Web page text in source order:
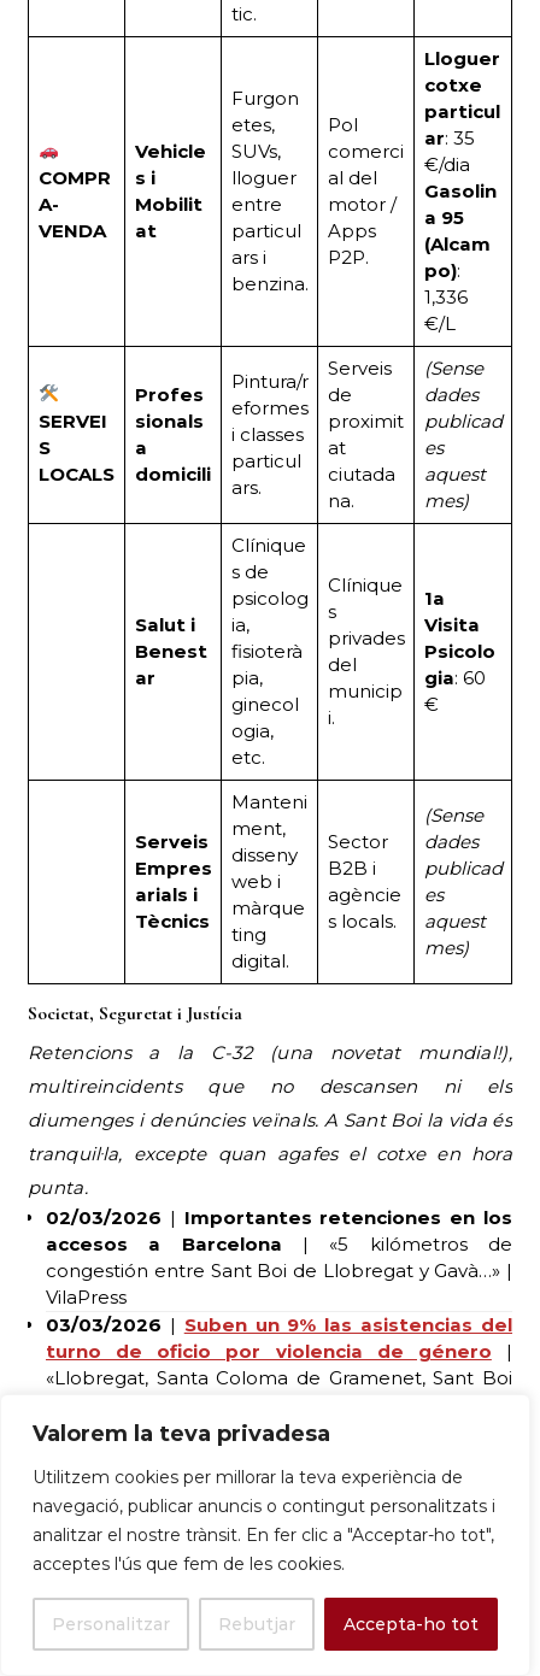
Valorem la teva privadesa
Utilitzem cookies per millorar la teva experiència de
navegació, publicar anuncis o contingut personalitzats i
analitzar el nostre trànsit. En fer clic a "Acceptar-ho tot",
acceptes l'ús que fem de les cookies.
Personalitzar Rebutjar Accepta-ho tot
tic.
COMPR
A-
VENDA
Vehicle
s i
Mobilit
at
Furgon
etes,
SUVs,
lloguer
entre
particul
ars i
benzina.
Pol
comerci
al del
motor /
Apps
P2P.
Lloguer
cotxe
particul
ar: 35
€/dia
Gasolin
a 95
(Alcam
po):
1,336
€/L
SERVEI
S
LOCALS
Profes
sionals
a
domicili
Pintura/r
eformes
i classes
particul
ars.
Serveis
de
proximit
at
ciutada
na.
(Sense
dades
publicad
es
aquest
mes)
Salut i
Benest
ar
Clínique
s de
psicolog
ia,
fisioterà
pia,
ginecol
ogia,
etc.
Clínique
s
privades
del
municip
i.
1a
Visita
Psicolo
gia: 60
€
Serveis
Empres
arials i
Tècnics
Manteni
ment,
disseny
web i
màrque
ting
digital.
Sector
B2B i
agèncie
s locals.
(Sense
dades
publicad
es
aquest
mes)
Societat, Seguretat i Justícia
Retencions a la C-32 (una novetat mundial!),
multireincidents que no descansen ni els
diumenges i denúncies veïnals. A Sant Boi la vida és
tranquil·la, excepte quan agafes el cotxe en hora
punta.
02/03/2026 | Importantes retenciones en los
accesos a Barcelona | «5 kilómetros de
congestión entre Sant Boi de Llobregat y Gavà…» |
VilaPress
03/03/2026 | Suben un 9% las asistencias del
turno de oficio por violencia de género |
«Llobregat, Santa Coloma de Gramenet, Sant Boi
Aumentan un 9% las asistencias del
turno de oficio por violencia de género